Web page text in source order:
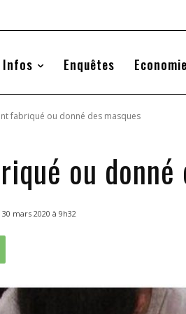
Infos Enquêtes Economie
fabriqué ou donné des masques
ou donné
30 mars 2020 à 9h32